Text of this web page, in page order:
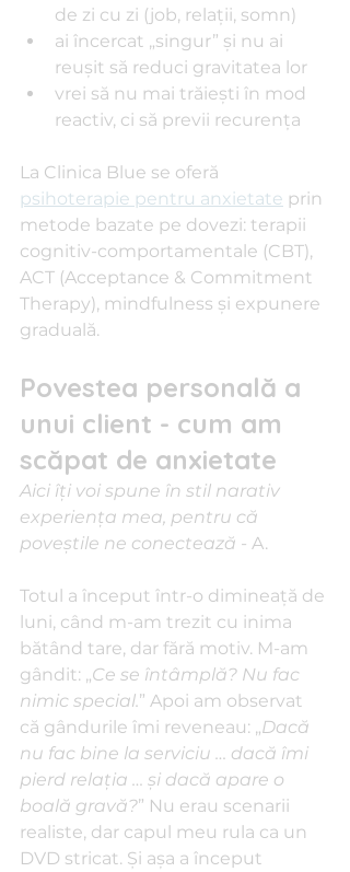
de zi cu zi (job, relaţii, somn)
ai încercat „singur” şi nu ai
reuşit să reduci gravitatea lor
vrei să nu mai trăieşti în mod
reactiv, ci să previi recurenţa
La Clinica Blue se oferă
psihoterapie pentru anxietate prin
metode bazate pe dovezi: terapii
cognitiv-comportamentale (CBT),
ACT (Acceptance & Commitment
Therapy), mindfulness şi expunere
graduală.
Povestea personală a
unui client - cum am
scăpat de anxietate
Aici îţi voi spune în stil narativ
experienţa mea, pentru că
poveştile ne conectează - A.
Totul a început într-o dimineaţă de
luni, când m-am trezit cu inima
bătând tare, dar fără motiv. M-am
gândit: „Ce se întâmplă? Nu fac
nimic special.” Apoi am observat
că gândurile îmi reveneau: „Dacă
nu fac bine la serviciu … dacă îmi
pierd relaţia … şi dacă apare o
boală gravă?” Nu erau scenarii
realiste, dar capul meu rula ca un
DVD stricat. Şi aşa a început